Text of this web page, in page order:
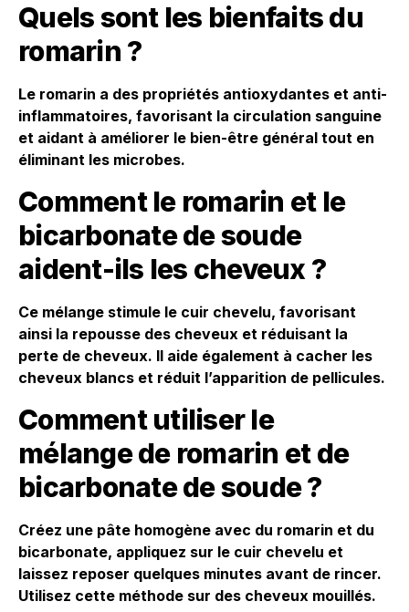
Quels sont les bienfaits du
romarin ?
Le romarin a des propriétés antioxydantes et anti-
inflammatoires, favorisant la circulation sanguine
et aidant à améliorer le bien-être général tout en
éliminant les microbes.
Comment le romarin et le
bicarbonate de soude
aident-ils les cheveux ?
Ce mélange stimule le cuir chevelu, favorisant
ainsi la repousse des cheveux et réduisant la
perte de cheveux. Il aide également à cacher les
cheveux blancs et réduit l’apparition de pellicules.
Comment utiliser le
mélange de romarin et de
bicarbonate de soude ?
Créez une pâte homogène avec du romarin et du
bicarbonate, appliquez sur le cuir chevelu et
laissez reposer quelques minutes avant de rincer.
Utilisez cette méthode sur des cheveux mouillés.